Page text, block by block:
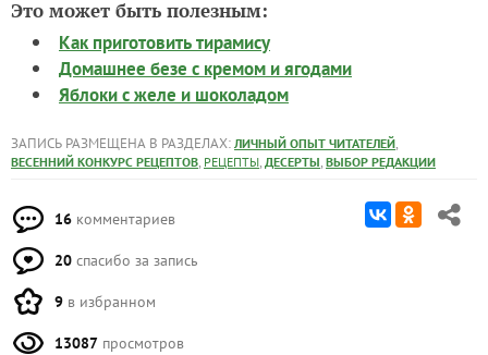
Это может быть полезным:
Как приготовить тирамису
Домашнее безе с кремом и ягодами
Яблоки с желе и шоколадом
ЗАПИСЬ РАЗМЕЩЕНА В РАЗДЕЛАХ: ЛИЧНЫЙ ОПЫТ ЧИТАТЕЛЕЙ,
ВЕСЕННИЙ КОНКУРС РЕЦЕПТОВ, РЕЦЕПТЫ, ДЕСЕРТЫ, ВЫБОР РЕДАКЦИИ
16 комментариев
20 спасибо за запись
9 в избранном
13087 просмотров